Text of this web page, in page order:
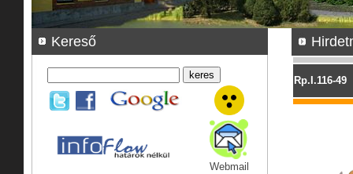
Rp.I.116-49
Kereső
Webmail